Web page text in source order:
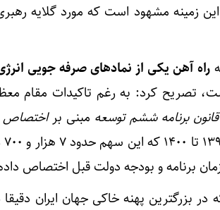
زمینه مشهود است که مورد گلایه
راه آهن یکی از نمادهای صرفه جویی
تصریح کرد: به رغم تاکیدات مقام
مبنی براختصاص
،
برنامه و بودجه دولت قبل اختصاص
در بزرگترین پهنه خاکی جهان ایران